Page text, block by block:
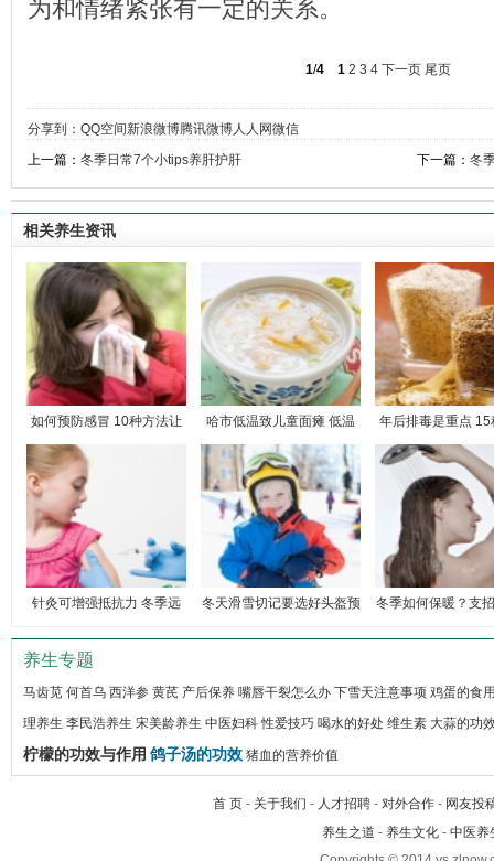
为和情绪紧张有一定的关系。
1/4 1 2 3 4 下一页 尾页
分享到： QQ空间新浪微博腾讯微博人人网微信
下一篇： 冬
上一篇： 冬季日常7个小tips养肝护肝
相关养生资讯
如何预防感冒 10种方法让 哈市低温致儿童面瘫 低温 年后排毒是重点 15
针灸可增强抵抗力 冬季远 冬天滑雪切记要选好头盔预
冬季如何保暖？支
养生专题
马齿苋 何首乌 西洋参 黄芪 产后保养 嘴唇干裂怎么办 下雪天注意事项 鸡蛋的食
理养生 李民浩养生 宋美龄养生 中医妇科 性爱技巧 喝水的好处 维生素 大蒜的功
柠檬的功效与作用 鸽子汤的功效 猪血的营养价值
首 页 - 关于我们 - 人才招聘 - 对外合作 - 网友投
养生之道 - 养生文化 - 中医养